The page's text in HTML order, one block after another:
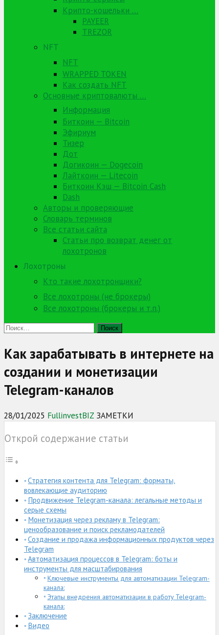
Крипто-кошельки …
PAYEER
TREZOR
NFT
NFT
WRAPPED TOKEN
Как создать NFT
Основные криптовалюты …
Информация
Биткоин — Bitcoin
Эфириум
Тизер
Дот
Догикоин — Dogecoin
Лайткоин — Litecoin
Биткоин Кэш — Bitcoin Cash
Dash
Авторы и проверяющие
Словарь терминов
Все статьи сайта
Статьи про возврат денег от
лохотронов
Лохотроны
Кто такие лохотронщики?
Все лохотроны (не брокеры)
Все лохотроны (брокеры и т.п.)
Найти:
Как зарабатывать в интернете на
создании и монетизации
Telegram-каналов
28/01/2025 FullinvestBIZ ЗАМЕТКИ
Открой содержание статьи
Стратегия контента для Telegram: форматы,
вовлекающие аудиторию
Продвижение Telegram-канала: легальные методы и
серые схемы
Монетизация через рекламу в Telegram:
ценообразование и поиск рекламодателей
Создание и продажа информационных продуктов через
Telegram
Автоматизация процессов в Telegram: боты и
инструменты для масштабирования
Ключевые инструменты для автоматизации Telegram-
канала:
Этапы внедрения автоматизации в работу Telegram-
канала:
Заключение
Видео